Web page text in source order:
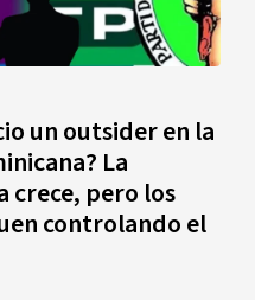
un outsider en la
La
crece, pero los
controlando el